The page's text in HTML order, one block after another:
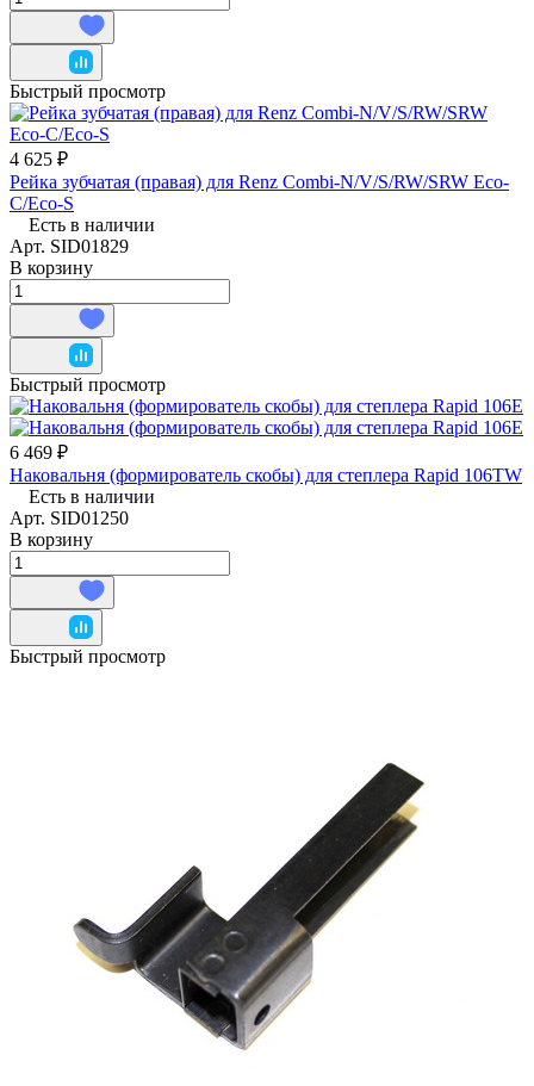
Быстрый просмотр
4 625 ₽
Рейка зубчатая (правая) для Renz Combi-N/V/S/RW/SRW Eco-
C/Eco-S
Есть в наличии
Арт. SID01829
В корзину
Быстрый просмотр
6 469 ₽
Наковальня (формирователь скобы) для степлера Rapid 106TW
Есть в наличии
Арт. SID01250
В корзину
Быстрый просмотр